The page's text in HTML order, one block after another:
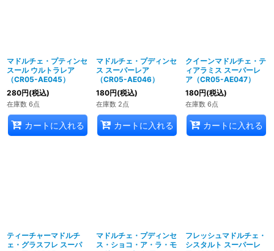
マドルチェ・プティンセ
スール ウルトラレア
（CR05-AE045）
280円(税込)
在庫数 6点
カートに入れる
マドルチェ・プディンセ
ス スーパーレア
（CR05-AE046）
180円(税込)
在庫数 2点
カートに入れる
クイーンマドルチェ・テ
ィアラミス スーパーレ
ア（CR05-AE047）
180円(税込)
在庫数 6点
カートに入れる
ティーチャーマドルチ
ェ・グラスフレ スーパ
マドルチェ・プディンセ
ス・ショコ・ア・ラ・モ
フレッシュマドルチェ・
シスタルト スーパーレ